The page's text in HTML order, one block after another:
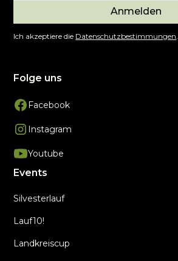
Anmelden
Ich akzeptiere die Datenschutzbestimmungen.
Folge uns
Facebook
Instagram
Youtube
Events
Silvesterlauf
Lauf10!
Landkreiscup